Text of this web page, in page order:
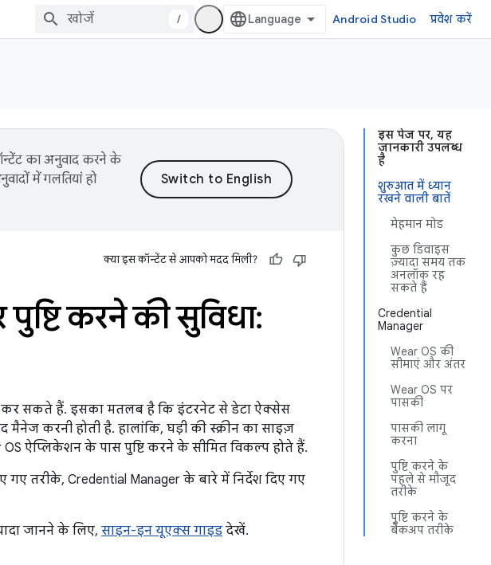
/ Android Studio प्रवेश करें
इस पेज पर, यह
जानकारी उपलब्ध
है
शुरुआत में ध्यान
रखने वाली बातें
मेहमान मोड
कुछ डिवाइस
ज़्यादा समय तक
अनलॉक रह
सकते हैं
Credential
Manager
Wear OS की
सीमाएं और अंतर
Wear OS पर
पासकी
पासकी लागू
करना
पुष्टि करने के
पहले से मौजूद
तरीके
पुष्टि करने के
बैकअप तरीके
का अनुवाद करने के
में गलतियां हो
क्या इस कॉन्टेंट से आपको मदद मिली?
करने की सुविधा:
कर सकते हैं. इसका मतलब है कि इंटरनेट से डेटा ऐक्सेस
करनी होती है. हालांकि, घड़ी की स्क्रीन का साइज़
ऐप्लिकेशन के पास पुष्टि करने के सीमित विकल्प होते हैं.
तरीके, Credential Manager के बारे में निर्देश दिए गए
जानने के लिए, साइन-इन यूएक्स गाइड देखें.